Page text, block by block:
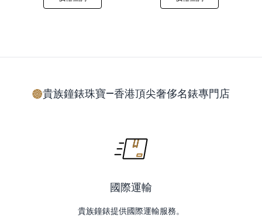
貴族鐘錶珠寶—香港頂尖奢侈名錶專門店
國際運輸
貴族鐘錶提供國際運輸服務。